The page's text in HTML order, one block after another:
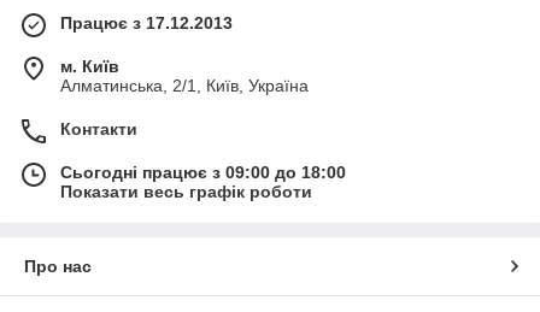
Працює з 17.12.2013
м. Київ
Алматинська, 2/1, Київ, Україна
Контакти
Сьогодні працює з 09:00 до 18:00
Показати весь графік роботи
Про нас